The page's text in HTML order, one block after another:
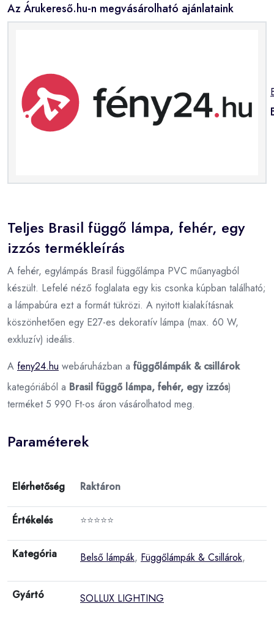
Az Árukereső.hu-n megvásárolható ajánlataink
Teljes Brasil függő lámpa, fehér, egy
izzós termékleírás
A fehér, egylámpás Brasil függőlámpa PVC műanyagból
készült. Lefelé néző foglalata egy kis csonka kúpban található;
a lámpabúra ezt a formát tükrözi. A nyitott kialakításnak
köszönhetően egy E27-es dekoratív lámpa (max. 60 W,
exkluzív) ideális.
A feny24.hu webáruházban a függőlámpák & csillárok
kategóriából a Brasil függő lámpa, fehér, egy izzós)
terméket 5 990 Ft-os áron vásárolhatod meg.
Paraméterek
Elérhetőség Raktáron
Értékelés ⭐⭐⭐⭐⭐
Kategória Belső lámpák, Függőlámpák & Csillárok,
Gyártó SOLLUX LIGHTING